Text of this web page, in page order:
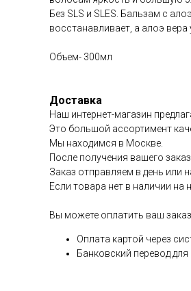
Без SLS и SLES. Бальзам с
восстанавливает, а алоэ
Объем- 300мл
Доставка
Наш интернет-магазин
Это большой ассортимент
Мы находимся в Москве.
После получения вашего
Заказ отправляем в день или
Если товара нет в наличии на
Вы можете оплатить ваш
Оплата картой через
Банковский перевод